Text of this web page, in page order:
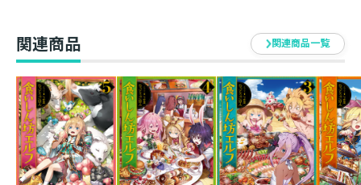
関連商品 関連商品一覧